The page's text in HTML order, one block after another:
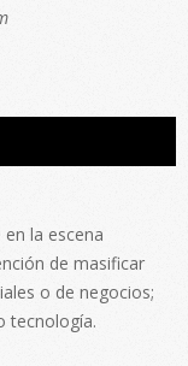
la escena
de masificar
o de negocios;
tecnología.